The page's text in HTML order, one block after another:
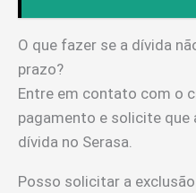
O que fazer se a dívida
prazo?
Entre em contato com o
pagamento e solicite
dívida no Serasa.
Posso solicitar a